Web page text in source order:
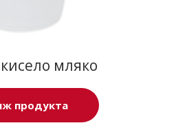
мляко
продукта